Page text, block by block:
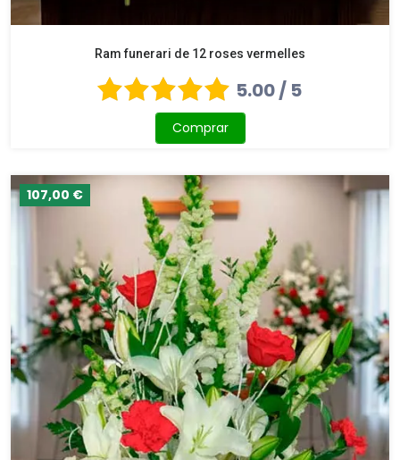
Ram funerari de 12 roses vermelles
5.00 / 5
Comprar
107,00 €